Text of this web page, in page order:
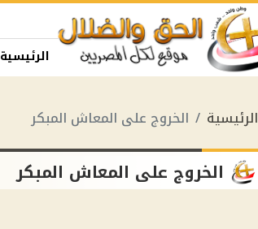
الرئيسية
الرئيسية الخروج على المعاش المبكر
الخروج على المعاش المبكر